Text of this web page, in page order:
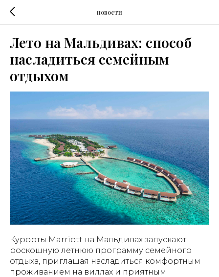
новости
Лето на Мальдивах: способ
насладиться семейным
отдыхом
Курорты Marriott на Мальдивах запускают
роскошную летнюю программу семейного
отдыха, приглашая насладиться комфортным
проживанием на виллах и приятным